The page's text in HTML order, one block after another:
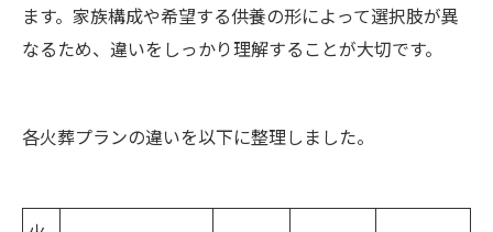
ます。家族構成や希望する供養の形によって選択肢が異
なるため、違いをしっかり理解することが大切です。
各火葬プランの違いを以下に整理しました。